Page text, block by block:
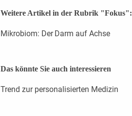
Weitere Artikel in der Rubrik "Fokus":
Mikrobiom: Der Darm auf Achse
Das könnte Sie auch interessieren
Trend zur personalisierten Medizin